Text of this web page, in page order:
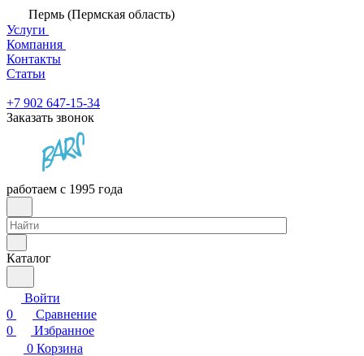
Пермь (Пермская область)
Услуги
Компания
Контакты
Статьи
+7 902 647-15-34
Заказать звонок
работаем с 1995 года
Каталог
Войти
0
Сравнение
0
Избранное
0 Корзина